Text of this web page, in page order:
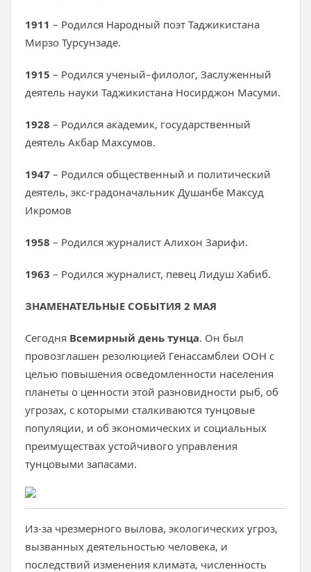
1911 – Родился Народный поэт Таджикистана
Мирзо Турсунзаде.
1915 – Родился ученый–филолог, Заслуженный
деятель науки Таджикистана Носирджон Масуми.
1928 – Родился академик, государственный
деятель Акбар Махсумов.
1947 – Родился общественный и политический
деятель, экс-градоначальник Душанбе Максуд
Икромов
1958 – Родился журналист Алихон Зарифи.
1963 – Родился журналист, певец Лидуш Хабиб.
ЗНАМЕНАТЕЛЬНЫЕ СОБЫТИЯ 2 МАЯ
Сегодня Всемирный день тунца. Он был
провозглашен резолюцией Генассамблеи ООН с
целью повышения осведомленности населения
планеты о ценности этой разновидности рыб, об
угрозах, с которыми сталкиваются тунцовые
популяции, и об экономических и социальных
преимуществах устойчивого управления
тунцовыми запасами.
Из-за чрезмерного вылова, экологических угроз,
вызванных деятельностью человека, и
последствий изменения климата, численность